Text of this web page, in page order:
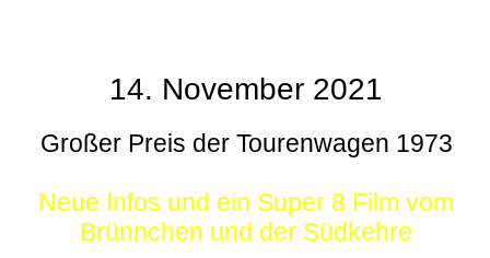
14. November 2021
Großer Preis der Tourenwagen 1973
Neue Infos und ein Super 8 Film vom
Brünnchen und der Südkehre